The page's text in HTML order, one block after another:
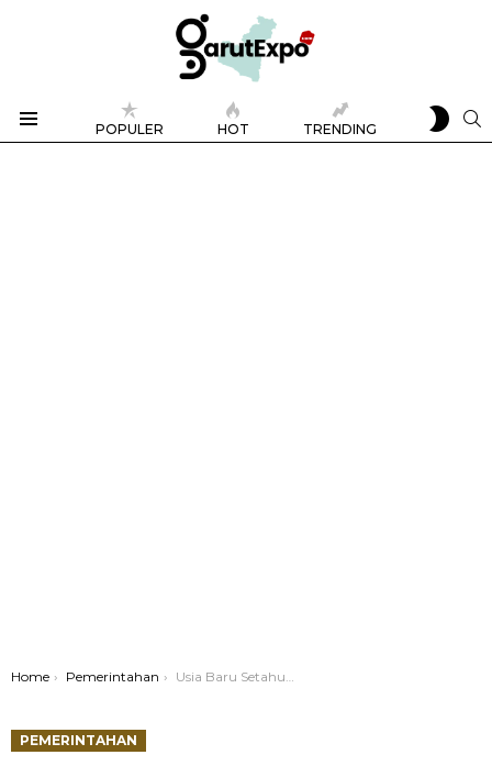
POPULER HOT TRENDING
SKIN
You are here:
Home Pemerintahan Usia Baru Setahun, Piazza Firenze Disiapkan Jadi Pintu Garut Menembus Pasar Kulit Premium Dunia
PEMERINTAHAN